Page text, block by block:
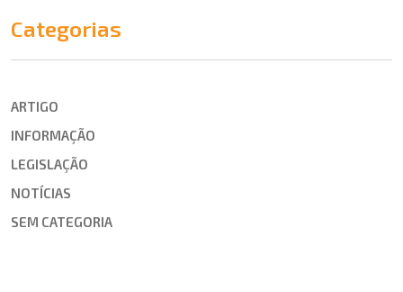
Categorias
ARTIGO
INFORMAÇÃO
LEGISLAÇÃO
NOTÍCIAS
SEM CATEGORIA